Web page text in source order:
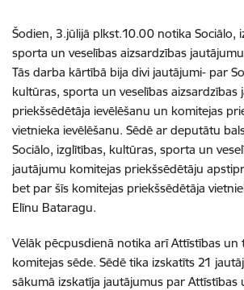
Šodien, 3.jūlijā plkst.10.00 notika Sociālo,
sporta un veselības aizsardzības
Tās darba kārtībā bija divi jautājumi- par
kultūras, sporta un veselības aizsardzības
priekšsēdētāja ievēlēšanu un komitejas
vietnieka ievēlēšanu. Sēdē ar deputātu
Sociālo, izglītības, kultūras, sporta un
jautājumu komitejas priekšsēdētāju
bet par šīs komitejas priekšsēdētāja
Elīnu Bataragu.
Vēlāk pēcpusdienā notika arī Attīstības un
komitejas sēde. Sēdē tika izskatīts 21
sākumā izskatīja jautājumus par Attīstības